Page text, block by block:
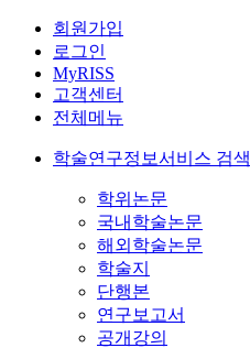
회원가입
로그인
MyRISS
고객센터
전체메뉴
학술연구정보서비스 검색
학위논문
국내학술논문
해외학술논문
학술지
단행본
연구보고서
공개강의